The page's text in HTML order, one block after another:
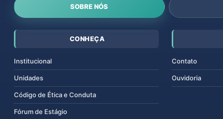
SOBRE NÓS
CONHEÇA
Institucional
Unidades
Código de Ética e Conduta
Fórum de Estágio
Contato
Ouvidoria